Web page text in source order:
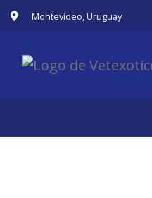
Montevideo, Uruguay